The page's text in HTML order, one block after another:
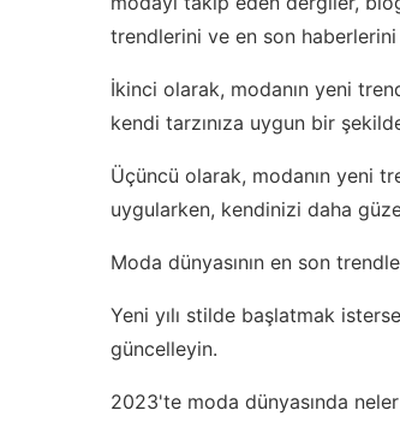
trendlerini ve en son
İkinci olarak, modanın yeni
kendi tarzınıza uygun bir
Üçüncü olarak, modanın yeni
uygularken, kendinizi daha
Moda dünyasının en son
Yeni yılı stilde başlatmak
güncelleyin.
2023'te moda dünyasında